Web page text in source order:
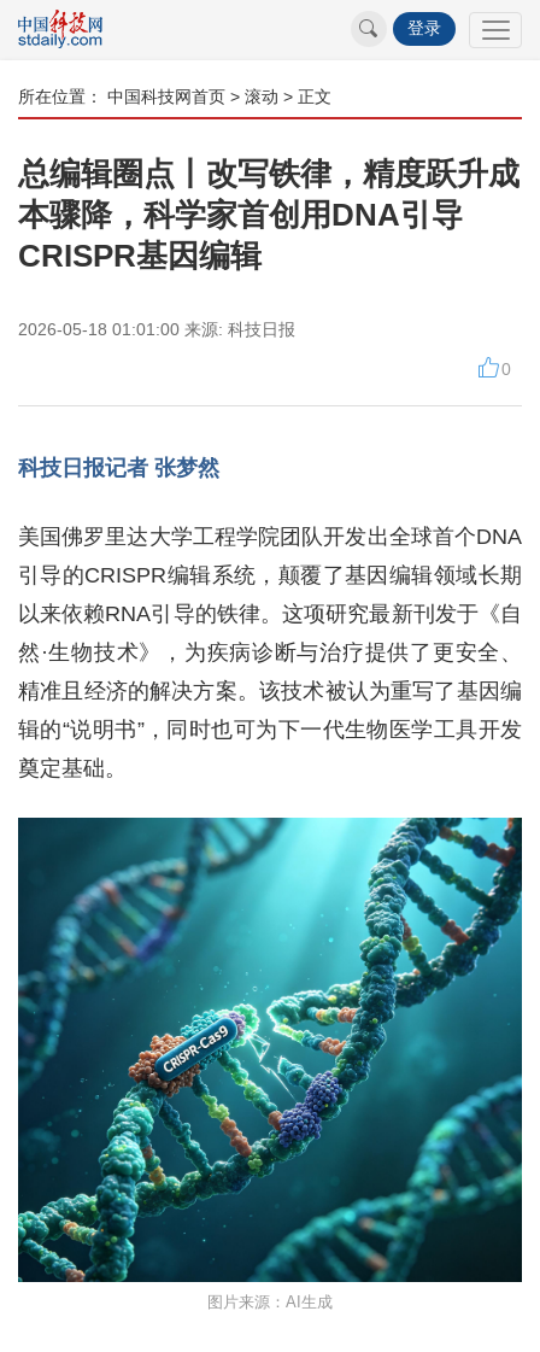
登录
所在位置： 中国科技网首页 > 滚动 > 正文
总编辑圈点丨改写铁律，精度跃升成
本骤降，科学家首创用DNA引导
CRISPR基因编辑
2026-05-18 01:01:00 来源: 科技日报
0
科技日报记者 张梦然
美国佛罗里达大学工程学院团队开发出全球首个DNA
引导的CRISPR编辑系统，颠覆了基因编辑领域长期
以来依赖RNA引导的铁律。这项研究最新刊发于《自
然·生物技术》，为疾病诊断与治疗提供了更安全、
精准且经济的解决方案。该技术被认为重写了基因编
辑的“说明书”，同时也可为下一代生物医学工具开发
奠定基础。
图片来源：AI生成